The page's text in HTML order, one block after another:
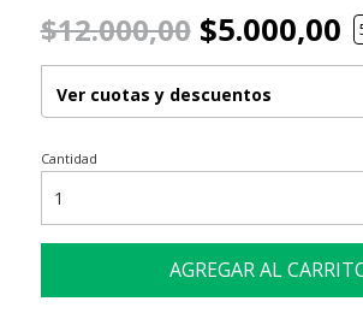
$12.000,00$5.000,00
Ver cuotas y descuentos
Cantidad
AGREGAR AL